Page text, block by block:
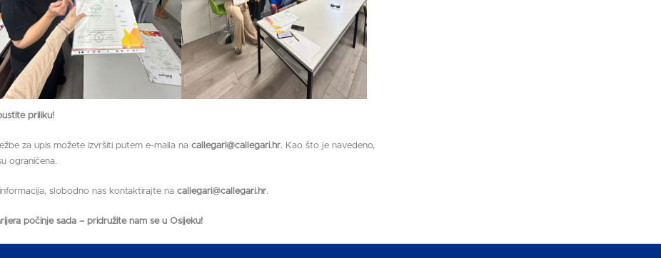
priliku!
za upis možete izvršiti putem e-maila na callegari@callegari.hr. Kao što je navedeno,
ograničena.
slobodno nas kontaktirajte na callegari@callegari.hr.
počinje sada – pridružite nam se u Osijeku!